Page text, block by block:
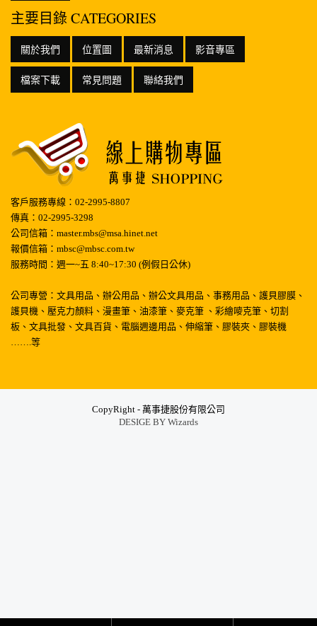
主要目錄 CATEGORIES
關於我們 位置圖 最新消息 影音專區
檔案下載 常見問題 聯絡我們
客戶服務專線：02-2995-8807
傳真：02-2995-3298
公司信箱：master.mbs@msa.hinet.net
報價信箱：mbsc@mbsc.com.tw
服務時間：週一~五 8:40~17:30 (例假日公休)
公司專營：文具用品、辦公用品、辦公文具用品、事務用品、護貝膠膜、
護貝機、壓克力顏料、漫畫筆、油漆筆、麥克筆 、彩繪嘜克筆、切割
板、文具批發、文具百貨、電腦週邊用品、伸縮筆、膠裝夾、膠裝機
…….等
CopyRight - 萬事捷股份有限公司
DESIGE BY Wizards